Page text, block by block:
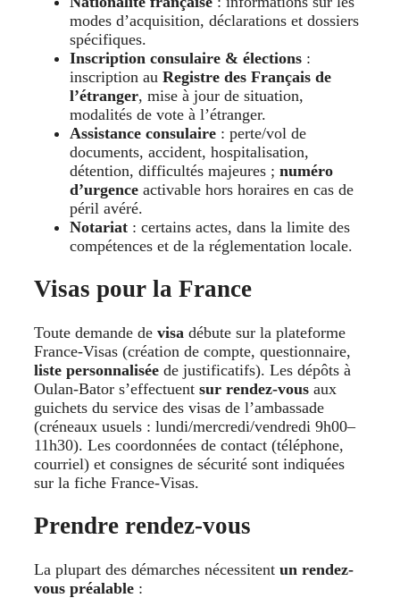
modes d’acquisition, déclarations et dossiers
spécifiques.
Inscription consulaire & élections :
inscription au Registre des Français de
l’étranger, mise à jour de situation,
modalités de vote à l’étranger.
Assistance consulaire : perte/vol de
documents, accident, hospitalisation,
détention, difficultés majeures ; numéro
d’urgence activable hors horaires en cas de
péril avéré.
Notariat : certains actes, dans la limite des
compétences et de la réglementation locale.
Visas pour la France
Toute demande de visa débute sur la plateforme
France-Visas (création de compte, questionnaire,
liste personnalisée de justificatifs). Les dépôts à
Oulan-Bator s’effectuent sur rendez-vous aux
guichets du service des visas de l’ambassade
(créneaux usuels : lundi/mercredi/vendredi 9h00–
11h30). Les coordonnées de contact (téléphone,
courriel) et consignes de sécurité sont indiquées
sur la fiche France-Visas.
Prendre rendez-vous
La plupart des démarches nécessitent un rendez-
vous préalable :